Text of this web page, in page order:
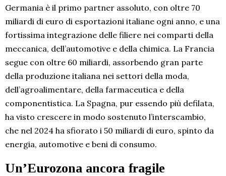
Germania è il primo partner assoluto, con oltre 70
miliardi di euro di esportazioni italiane ogni anno, e una
fortissima integrazione delle filiere nei comparti della
meccanica, dell’automotive e della chimica. La Francia
segue con oltre 60 miliardi, assorbendo gran parte
della produzione italiana nei settori della moda,
dell’agroalimentare, della farmaceutica e della
componentistica. La Spagna, pur essendo più defilata,
ha visto crescere in modo sostenuto l’interscambio,
che nel 2024 ha sfiorato i 50 miliardi di euro, spinto da
energia, automotive e beni di consumo.
Un’Eurozona ancora fragile